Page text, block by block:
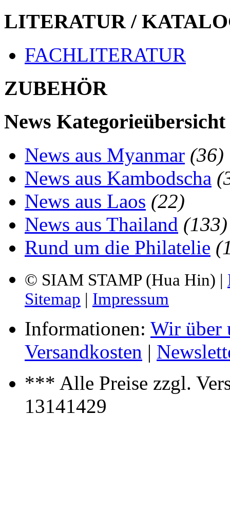
LITERATUR /
FACHLITERATUR
ZUBEHÖR
News Kategorieübersicht
News aus Myanmar (36)
News aus Kambodscha
News aus Laos (22)
News aus Thailand (133)
Rund um die Philatelie
© SIAM STAMP (Hua Hin) |
Sitemap | Impressum
Informationen: Wir über
Versandkosten |
*** Alle Preise zzgl.
13141429